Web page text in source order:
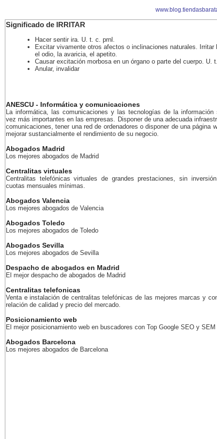
Significado de IRRITAR
Hacer sentir ira. U. t. c. prnl.
Excitar vivamente otros afectos o inclinaciones naturales. Irritar
el odio, la avaricia, el apetito.
Causar excitación morbosa en un órgano o parte del cuerpo. U.
Anular, invalidar
ANESCU - Informática y comunicaciones
La informática, las comunicaciones y las tecnologías de la información
vez más importantes en las empresas. Disponer de una adecuada
comunicaciones, tener una red de ordenadores o disponer de una página
mejorar sustancialmente el rendimiento de su negocio.
Abogados Madrid
Los mejores abogados de Madrid
Centralitas virtuales
Centralitas telefónicas virtuales de grandes prestaciones, sin
cuotas mensuales mínimas.
Abogados Valencia
Los mejores abogados de Valencia
Abogados Toledo
Los mejores abogados de Toledo
Abogados Sevilla
Los mejores abogados de Sevilla
Despacho de abogados en Madrid
El mejor despacho de abogados de Madrid
Centralitas telefonicas
Venta e instalación de centralitas telefónicas de las mejores marcas y
relación de calidad y precio del mercado.
Posicionamiento web
El mejor posicionamiento web en buscadores con Top Google SEO y SEM
Abogados Barcelona
Los mejores abogados de Barcelona